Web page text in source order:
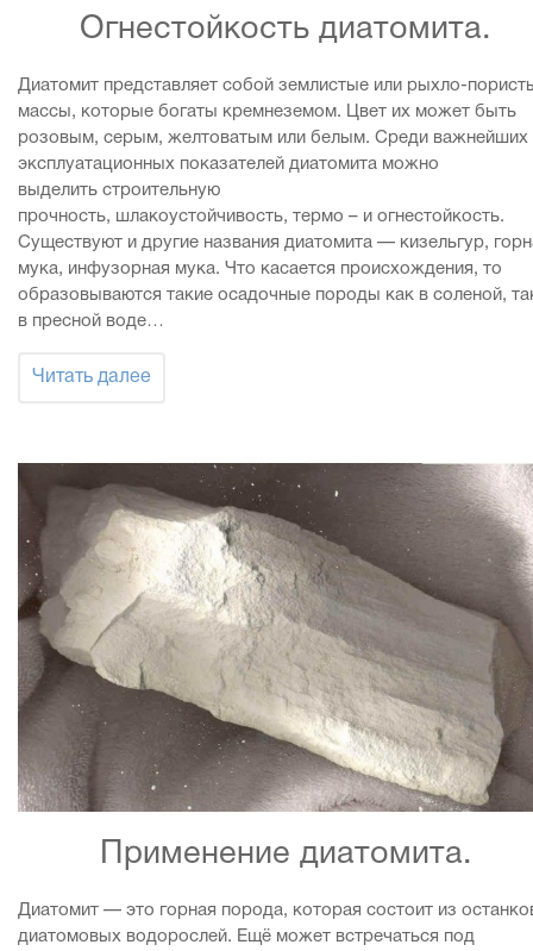
Огнестойкость диатомита.
Диатомит представляет собой землистые или рыхло-
массы, которые богаты кремнеземом. Цвет их может быть
розовым, серым, желтоватым или белым. Среди важнейших
эксплуатационных показателей диатомита можно
выделить строительную
прочность, шлакоустойчивость, термо – и огнестойкость.
Существуют и другие названия диатомита — кизельгур,
мука, инфузорная мука. Что касается происхождения, то
образовываются такие осадочные породы как в соленой,
в пресной воде…
Читать далее
Применение диатомита.
Диатомит — это горная порода, которая состоит из
диатомовых водорослей. Ещё может встречаться под